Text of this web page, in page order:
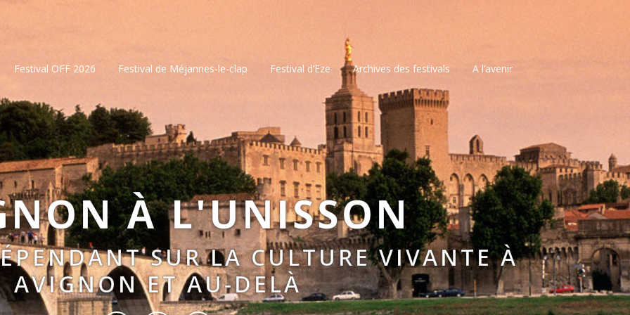
Festival OFF 2026 Festival de Méjannes-le-clap Festival d’Eze Archives des festivals A l’avenir
À L'UNISSON
SUR LA CULTURE VIVANTE À
AVIGNON ET AU-DELÀ